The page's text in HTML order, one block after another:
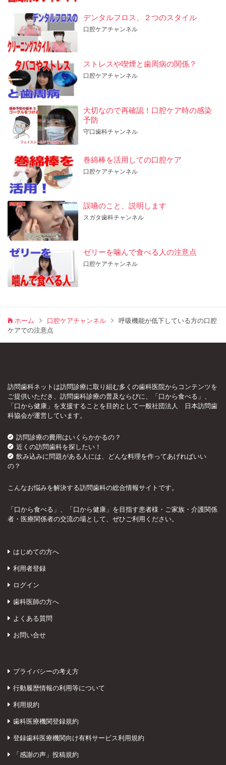
デンタルフロス、２つのスタイル
口腔ケアチャンネル
ストレスや喫煙と歯周病の関係？
口腔ケアチャンネル
大切なので再確認！口腔ケア時の感染
予防
守口歯科チャンネル
巻綿棒を活用しての口腔ケア
口腔ケアチャンネル
誤嚥のこと、説明します
スガタ歯科チャンネル
ゼリーを噛んで食べる人の注意点
口腔ケアチャンネル
ホーム 口腔ケアチャンネル
呼吸機能が低下している方の口腔
ケアでの注意点
訪問歯科ネットは訪問診療に取り組む多くの歯科医院からコンテンツを
ご提供いただき、訪問歯科診療の普及ならびに、「口から食べる」、
「口から健康」を支援することを目的として一般社団法人 日本訪問歯
科協会が運営しています。
訪問診療の費用はいくらかかるの？
近くの訪問歯科を探したい！
飲み込みに問題がある人には、どんな料理を作ってあげればいい
の？
こんなお悩みを解決する訪問歯科の総合情報サイトです。
「口から食べる」、「口から健康」を目指す患者様・ご家族・介護関係
者・医療関係者の交流の場として、ぜひご利用ください。
はじめての方へ
利用者登録
ログイン
歯科医師の方へ
よくある質問
お問い合せ
プライバシーの考え方
行動履歴情報の利用等について
利用規約
歯科医療機関登録規約
登録歯科医療機関向け有料サービス利用規約
「感謝の声」投稿規約